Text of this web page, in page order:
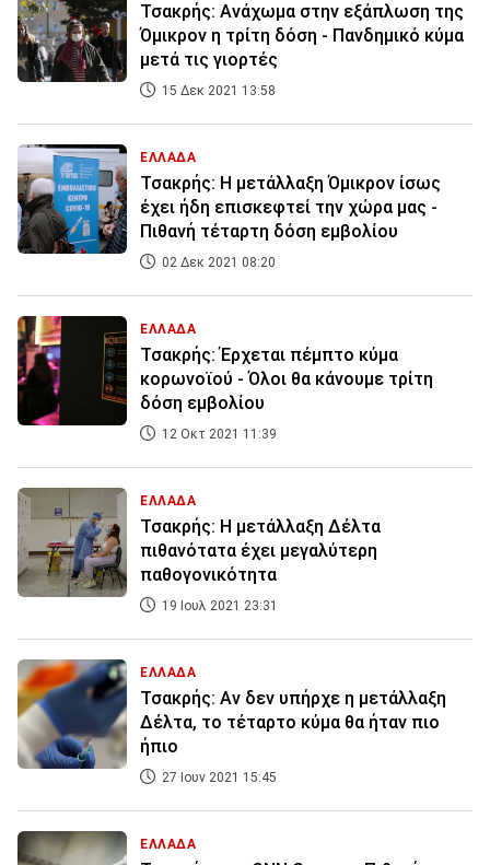
Τσακρής: Ανάχωμα στην εξάπλωση της
Όμικρον η τρίτη δόση - Πανδημικό κύμα
μετά τις γιορτές
15 Δεκ 2021 13:58
ΕΛΛΑΔΑ
Τσακρής: Η μετάλλαξη Όμικρον ίσως
έχει ήδη επισκεφτεί την χώρα μας -
Πιθανή τέταρτη δόση εμβολίου
02 Δεκ 2021 08:20
ΕΛΛΑΔΑ
Τσακρής: Έρχεται πέμπτο κύμα
κορωνοϊού - Όλοι θα κάνουμε τρίτη
δόση εμβολίου
12 Οκτ 2021 11:39
ΕΛΛΑΔΑ
Τσακρής: Η μετάλλαξη Δέλτα
πιθανότατα έχει μεγαλύτερη
παθογονικότητα
19 Ιουλ 2021 23:31
ΕΛΛΑΔΑ
Τσακρής: Αν δεν υπήρχε η μετάλλαξη
Δέλτα, το τέταρτο κύμα θα ήταν πιο
ήπιο
27 Ιουν 2021 15:45
ΕΛΛΑΔΑ